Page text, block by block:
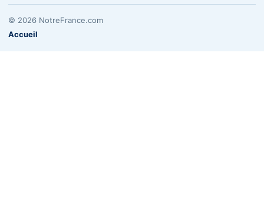
© 2026 NotreFrance.com
Accueil